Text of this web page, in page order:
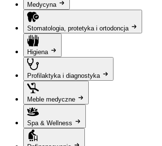
Medycyna
Stomatologia, protetyka i ortodoncja
Higiena
Profilaktyka i diagnostyka
Meble medyczne
Spa & Wellness